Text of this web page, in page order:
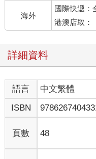
海外
國際快遞：
港澳店取：
詳細資料
語言 中文繁體
ISBN
頁數 48